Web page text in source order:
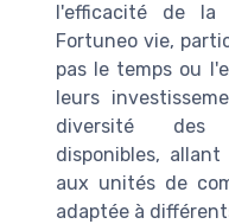
l'efficacité de la
Fortuneo vie,
pas le temps ou
leurs
diversité des
disponibles,
aux unités de
adaptée à